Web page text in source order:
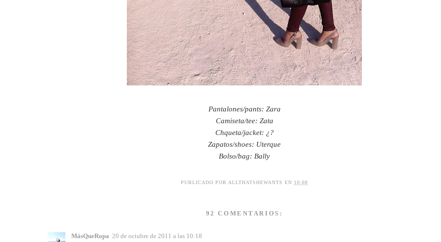
Pantalones/pants: Zara
Camiseta/tee: Zata
Chqueta/jacket: ¿?
Zapatos/shoes: Uterque
Bolso/bag: Bally
PUBLICADO POR ALLTHATSHEWANTS EN 10:08
92 COMENTARIOS:
MásQueRopa 20 de octubre de 2011 a las 10:18